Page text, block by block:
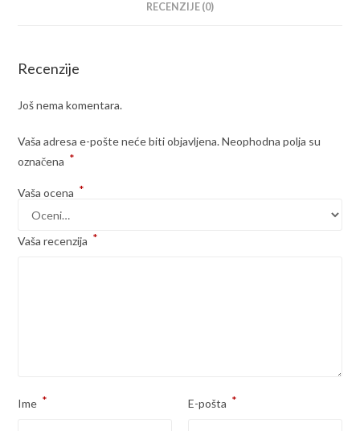
RECENZIJE (0)
Recenzije
Još nema komentara.
Vaša adresa e-pošte neće biti objavljena. Neophodna polja su
označena *
Vaša ocena *
Vaša recenzija *
Ime * E-pošta *